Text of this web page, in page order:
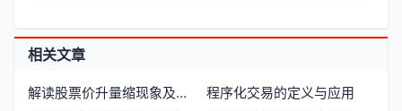
相关文章
解读股票价升量缩现象及其市场意义
程序化交易的定义与应用